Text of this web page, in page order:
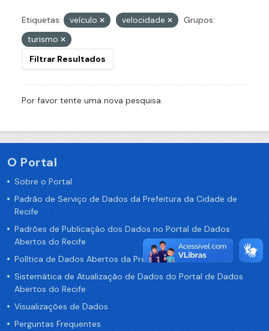
Etiquetas: veículo velocidade
Grupos:
turismo
Filtrar Resultados
Por favor tente uma nova pesquisa.
O Portal
Sobre o Portal
Padrão de Serviço de Dados da Prefeitura da Cidade de
Recife
Padrões de Publicação dos Dados no Portal de Dados
Abertos do Recife
Política de Dados Abertos da Prefeitura do Recife
Sistemática de Atualização de Dados do Portal de Dados
Abertos do Recife
Visualizações de Dados
Perguntas Frequentes